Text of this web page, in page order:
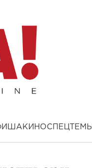
КИНОСПЕЦТЕМЫ